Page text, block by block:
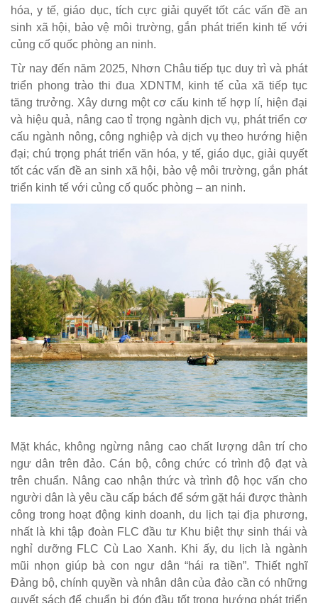
hóa, y tế, giáo dục, tích cực giải quyết tốt các vấn đề an
sinh xã hội, bảo vệ môi trường, gắn phát triển kinh tế với
củng cố quốc phòng an ninh.
Từ nay đến năm 2025, Nhơn Châu tiếp tục duy trì và phát
triển phong trào thi đua XDNTM, kinh tế của xã tiếp tục
tăng trưởng. Xây dưng một cơ cấu kinh tế hợp lí, hiện đại
và hiệu quả, nâng cao tỉ trọng ngành dịch vụ, phát triển cơ
cấu ngành nông, công nghiệp và dịch vụ theo hướng hiện
đại; chú trọng phát triển văn hóa, y tế, giáo dục, giải quyết
tốt các vấn đề an sinh xã hội, bảo vệ môi trường, gắn phát
triển kinh tế với củng cố quốc phòng – an ninh.
Mặt khác, không ngừng nâng cao chất lượng dân trí cho
ngư dân trên đảo. Cán bộ, công chức có trình độ đạt và
trên chuẩn. Nâng cao nhận thức và trình độ học vấn cho
người dân là yêu cầu cấp bách để sớm gặt hái được thành
công trong hoạt động kinh doanh, du lịch tại địa phương,
nhất là khi tập đoàn FLC đầu tư Khu biệt thự sinh thái và
nghỉ dưỡng FLC Cù Lao Xanh. Khi ấy, du lịch là ngành
mũi nhọn giúp bà con ngư dân “hái ra tiền”. Thiết nghĩ
Đảng bộ, chính quyền và nhân dân của đảo cần có những
quyết sách để chuẩn bị đón đầu tốt trong hướng phát triển